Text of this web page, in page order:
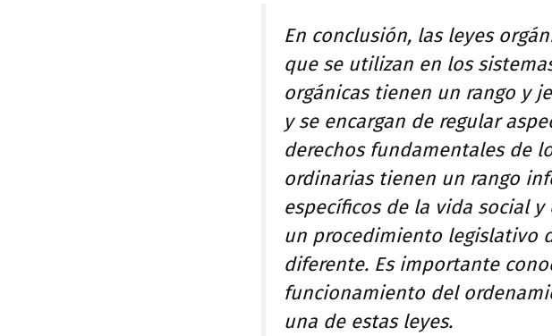
En conclusión, las leyes
que se utilizan en los
orgánicas tienen un rango y
y se encargan de regular
derechos fundamentales de
ordinarias tienen un rango
específicos de la vida social
un procedimiento legislativo
diferente. Es importante
funcionamiento del
una de estas leyes.